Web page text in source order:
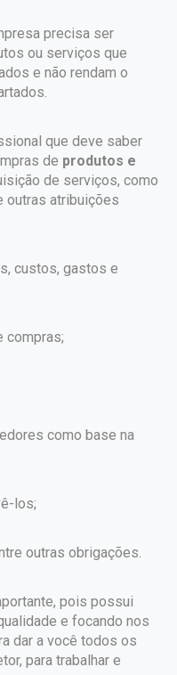
precisa ser
ou serviços que
e não rendam o
que deve saber
de produtos e
de serviços, como
outras atribuições
custos, gastos e
compras;
como base na
los;
outras obrigações.
pois possui
e focando nos
dar a você todos os
para trabalhar e